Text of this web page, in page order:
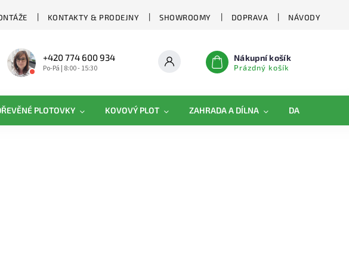
KONTAKTY & PRODEJNY SHOWROOMY DOPRAVA NÁVODY
+420 774 600 934
Po-Pá | 8:00 - 15:30
Nákupní košík
Prázdný košík
PLOTOVKY KOVOVÝ PLOT ZAHRADA A DÍLNA DAMIPLAST®